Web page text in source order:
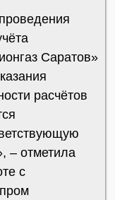
Саратов»
расчётов
– отметила
с